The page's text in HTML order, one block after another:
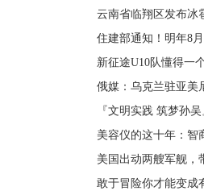
云南省临翔区发布冰
住建部通知！明年8
新征途U10队懂得一
俄媒：乌克兰驻亚美
『文明实践 筑梦孙
美容仪的这十年：智
美国出动两艘军舰，
敢于冒险你才能变成